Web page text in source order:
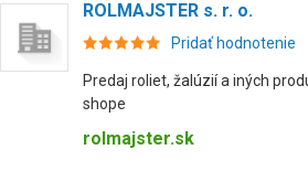
ROLMAJSTER s. r. o.
Pridať hodnotenie
Predaj roliet, žalúzií a iných
shope
rolmajster.sk